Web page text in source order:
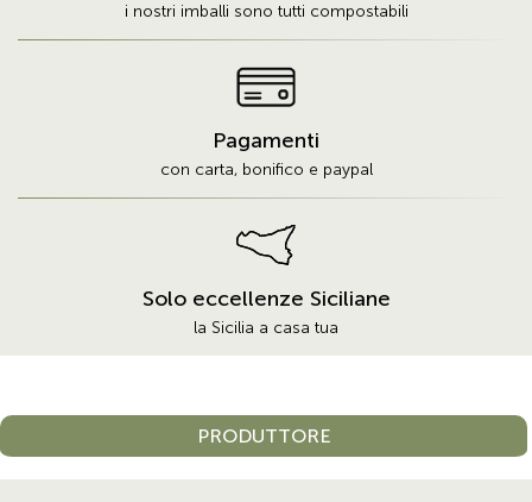
i nostri imballi sono tutti compostabili
Pagamenti
con carta, bonifico e paypal
Solo eccellenze Siciliane
la Sicilia a casa tua
PRODUTTORE